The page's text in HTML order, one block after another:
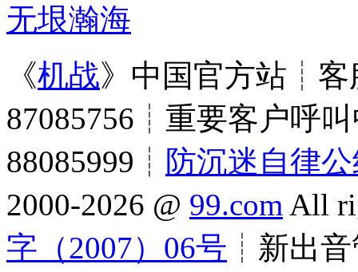
无垠瀚海
《机战》中国官方站┊客
87085756┊重要客户呼
88085999┊ 防沉迷自律
2000-2026 @ 99.com All
字（2007）06号 ┊新出